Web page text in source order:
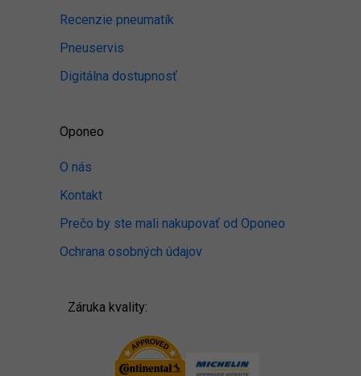
Recenzie pneumatík
Pneuservis
Digitálna dostupnosť
Oponeo
O nás
Kontakt
Prečo by ste mali nakupovať od Oponeo
Ochrana osobných údajov
Záruka kvality: